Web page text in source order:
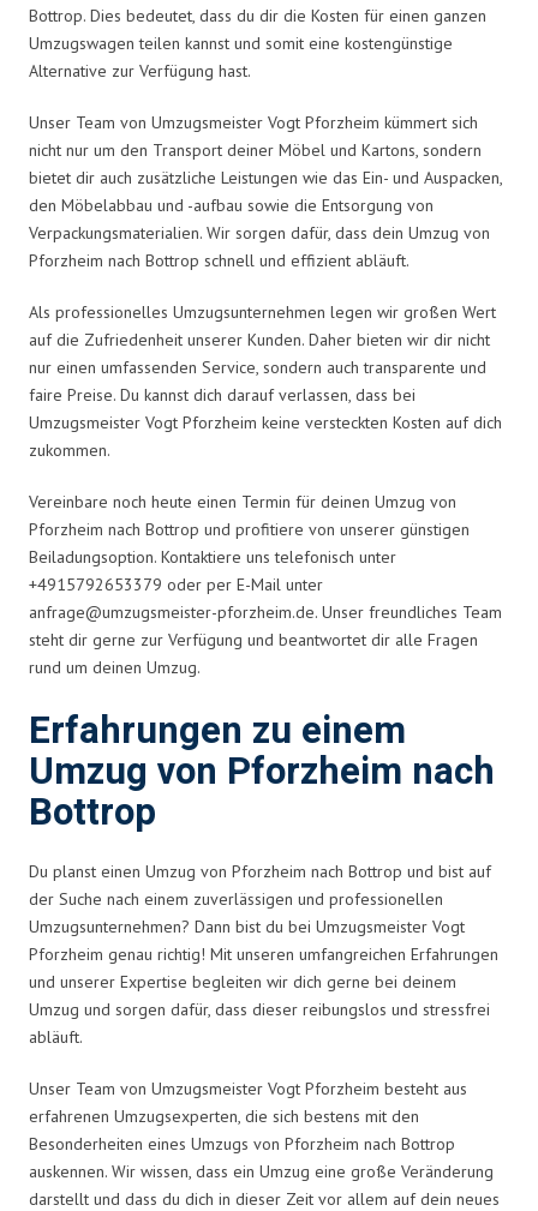
Bottrop. Dies bedeutet, dass du dir die Kosten für einen ganzen
Umzugswagen teilen kannst und somit eine kostengünstige
Alternative zur Verfügung hast.
Unser Team von Umzugsmeister Vogt Pforzheim kümmert sich
nicht nur um den Transport deiner Möbel und Kartons, sondern
bietet dir auch zusätzliche Leistungen wie das Ein- und Auspacken,
den Möbelabbau und -aufbau sowie die Entsorgung von
Verpackungsmaterialien. Wir sorgen dafür, dass dein Umzug von
Pforzheim nach Bottrop schnell und effizient abläuft.
Als professionelles Umzugsunternehmen legen wir großen Wert
auf die Zufriedenheit unserer Kunden. Daher bieten wir dir nicht
nur einen umfassenden Service, sondern auch transparente und
faire Preise. Du kannst dich darauf verlassen, dass bei
Umzugsmeister Vogt Pforzheim keine versteckten Kosten auf dich
zukommen.
Vereinbare noch heute einen Termin für deinen Umzug von
Pforzheim nach Bottrop und profitiere von unserer günstigen
Beiladungsoption. Kontaktiere uns telefonisch unter
+4915792653379 oder per E-Mail unter
anfrage@umzugsmeister-pforzheim.de. Unser freundliches Team
steht dir gerne zur Verfügung und beantwortet dir alle Fragen
rund um deinen Umzug.
Erfahrungen zu einem
Umzug von Pforzheim nach
Bottrop
Du planst einen Umzug von Pforzheim nach Bottrop und bist auf
der Suche nach einem zuverlässigen und professionellen
Umzugsunternehmen? Dann bist du bei Umzugsmeister Vogt
Pforzheim genau richtig! Mit unseren umfangreichen Erfahrungen
und unserer Expertise begleiten wir dich gerne bei deinem
Umzug und sorgen dafür, dass dieser reibungslos und stressfrei
abläuft.
Unser Team von Umzugsmeister Vogt Pforzheim besteht aus
erfahrenen Umzugsexperten, die sich bestens mit den
Besonderheiten eines Umzugs von Pforzheim nach Bottrop
auskennen. Wir wissen, dass ein Umzug eine große Veränderung
darstellt und dass du dich in dieser Zeit vor allem auf dein neues